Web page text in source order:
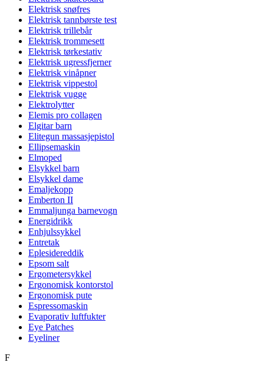
Elektrisk snøfres
Elektrisk tannbørste test
Elektrisk trillebår
Elektrisk trommesett
Elektrisk tørkestativ
Elektrisk ugressfjerner
Elektrisk vinåpner
Elektrisk vippestol
Elektrisk vugge
Elektrolytter
Elemis pro collagen
Elgitar barn
Elitegun massasjepistol
Ellipsemaskin
Elmoped
Elsykkel barn
Elsykkel dame
Emaljekopp
Emberton II
Emmaljunga barnevogn
Energidrikk
Enhjulssykkel
Entretak
Eplesidereddik
Epsom salt
Ergometersykkel
Ergonomisk kontorstol
Ergonomisk pute
Espressomaskin
Evaporativ luftfukter
Eye Patches
Eyeliner
F